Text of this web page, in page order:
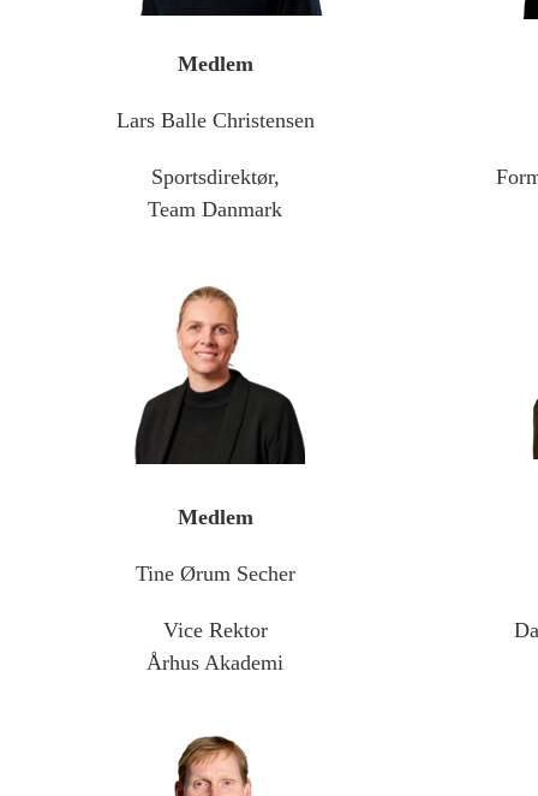
Medlem
Lars Balle Christensen
Sportsdirektør,
Team Danmark
Medlem
Tine Ørum Secher
Vice Rektor
Århus Akademi